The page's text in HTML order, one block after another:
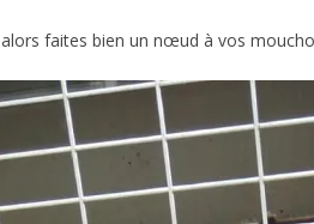
alors faites bien un nœud à vos